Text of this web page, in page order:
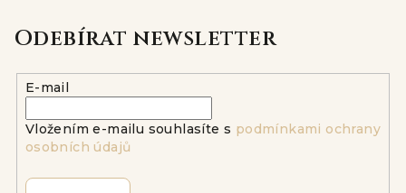
á
d
a
c
í
p
Odebírat newsletter
E-mail
Vložením e-mailu souhlasíte s podmínkami ochrany
osobních údajů